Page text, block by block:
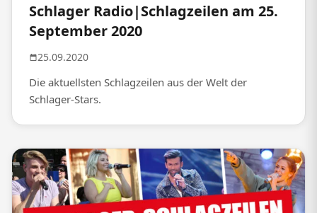
Schlager Radio|Schlagzeilen am 25.
September 2020
25.09.2020
Die aktuellsten Schlagzeilen aus der Welt der
Schlager-Stars.